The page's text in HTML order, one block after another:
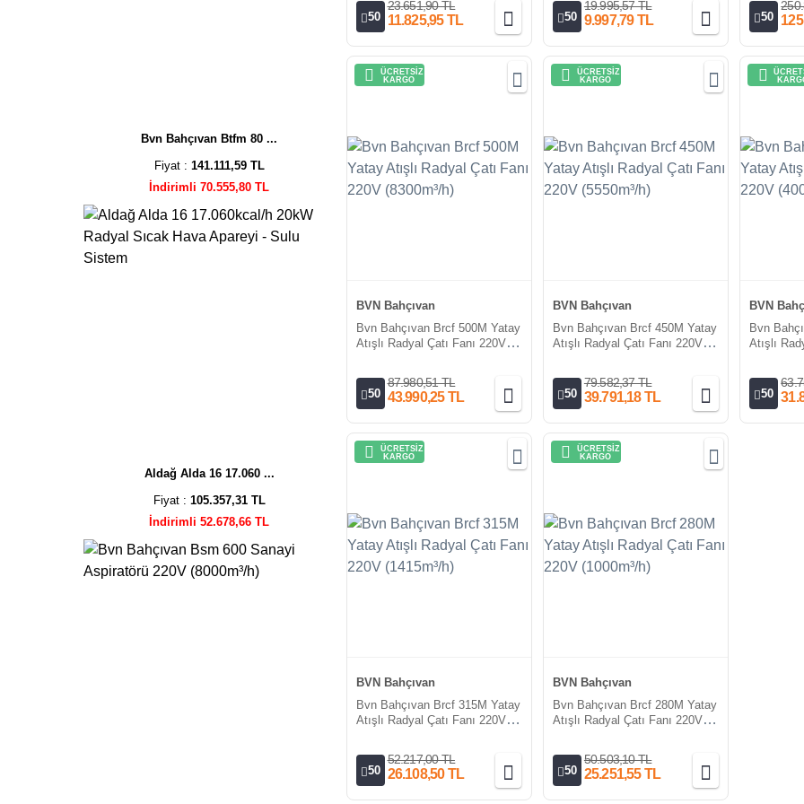
Bvn Bahçıvan Btfm 80 ...
Fiyat : 141.111,59 TL
İndirimli 70.555,80 TL
Aldağ Alda 16 17.060 ...
Fiyat : 105.357,31 TL
İndirimli 52.678,66 TL
50
23.651,90 TL
11.825,95 TL 50
19.995,57 TL
9.997,79 TL 50
ÜCRETSİZ
KARGO
BVN Bahçıvan
Bvn Bahçıvan Brcf 500M Yatay
Atışlı Radyal Çatı Fanı 220V
50
87.980,51 TL
43.990,25 TL
ÜCRETSİZ
KARGO
BVN Bahçıvan
Bvn Bahçıvan Brcf 450M Yatay
Atışlı Radyal Çatı Fanı 220V
50
79.582,37 TL
39.791,18 TL
BVN
Bvn
Atışlı
50
ÜCRETSİZ
KARGO
BVN Bahçıvan
Bvn Bahçıvan Brcf 315M Yatay
Atışlı Radyal Çatı Fanı 220V
50
52.217,00 TL
26.108,50 TL
ÜCRETSİZ
KARGO
BVN Bahçıvan
Bvn Bahçıvan Brcf 280M Yatay
Atışlı Radyal Çatı Fanı 220V
50
50.503,10 TL
25.251,55 TL